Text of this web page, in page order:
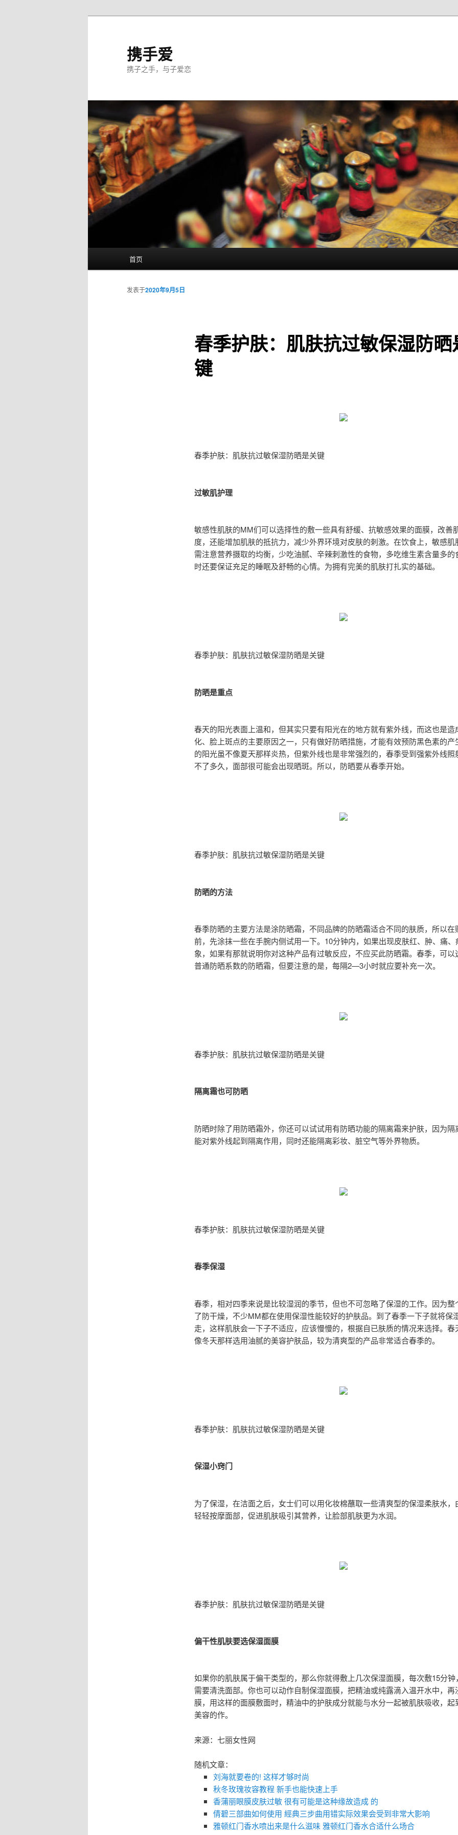
携手爱
携子之手，与子爱恋
首页
春季护肤：肌肤抗过敏保湿防晒
键
发表于2020年9月5日
春季护肤：肌肤抗过敏保湿防晒是关键
过敏肌护理
敏感性肌肤的MM们可以选择性的敷一些具有舒缓、抗敏感效果的面膜，改善
度，还能增加肌肤的抵抗力，减少外界环境对皮肤的刺激。在饮食上，敏感肌
需注意营养摄取的均衡，少吃油腻、辛辣刺激性的食物，多吃维生素含量多的
时还要保证充足的睡眠及舒畅的心情。为拥有完美的肌肤打扎实的基础。
春季护肤：肌肤抗过敏保湿防晒是关键
防晒是重点
春天的阳光表面上温和，但其实只要有阳光在的地方就有紫外线，而这也是造
化、脸上斑点的主要原因之一，只有做好防晒措施，才能有效预防黑色素的产
的阳光虽不像夏天那样炎热，但紫外线也是非常强烈的，春季受到强紫外线照
不了多久，面部很可能会出现晒斑。所以，防晒要从春季开始。
春季护肤：肌肤抗过敏保湿防晒是关键
防晒的方法
春季防晒的主要方法是涂防晒霜，不同品牌的防晒霜适合不同的肤质，所以在
前，先涂抹一些在手腕内侧试用一下。10分钟内，如果出现皮肤红、肿、痛、
象，如果有那就说明你对这种产品有过敏反应，不应买此防晒霜。春季，可以
普通防晒系数的防晒霜，但要注意的是，每隔2—3小时就应要补充一次。
春季护肤：肌肤抗过敏保湿防晒是关键
隔离霜也可防晒
防晒时除了用防晒霜外，你还可以试试用有防晒功能的隔离霜来护肤，因为隔
能对紫外线起到隔离作用，同时还能隔离彩妆、脏空气等外界物质。
春季护肤：肌肤抗过敏保湿防晒是关键
春季保湿
春季，相对四季来说是比较湿润的季节，但也不可忽略了保湿的工作。因为整
了防干燥，不少MM都在使用保湿性能较好的护肤品。到了春季一下子就将保
走，这样肌肤会一下子不适应，应该慢慢的，根据自已肤质的情况来选择。春
像冬天那样选用油腻的美容护肤品，较为清爽型的产品非常适合春季的。
春季护肤：肌肤抗过敏保湿防晒是关键
保湿小窍门
为了保湿，在洁面之后，女士们可以用化妆棉蘸取一些清爽型的保湿柔肤水，
轻轻按摩面部，促进肌肤吸引其营养，让脸部肌肤更为水润。
春季护肤：肌肤抗过敏保湿防晒是关键
偏干性肌肤要选保湿面膜
如果你的肌肤属于偏干类型的，那么你就得敷上几次保湿面膜，每次敷15分钟
需要清洗面部。你也可以动作自制保湿面膜，把精油或纯露滴入温开水中，再
膜，用这样的面膜敷面时，精油中的护肤成分就能与水分一起被肌肤吸收，起
美容的作。
来源：七丽女性网
随机文章：
刘海就要卷的! 这样才够时尚
秋冬玫瑰妆容教程 新手也能快速上手
香蒲丽眼膜皮肤过敏 很有可能是这种缘故造成 的
倩碧三部曲如何使用 經典三步曲用错实际效果会受到非常大影响
雅顿红门香水喷出来是什么滋味 雅顿红门香水合适什么场合